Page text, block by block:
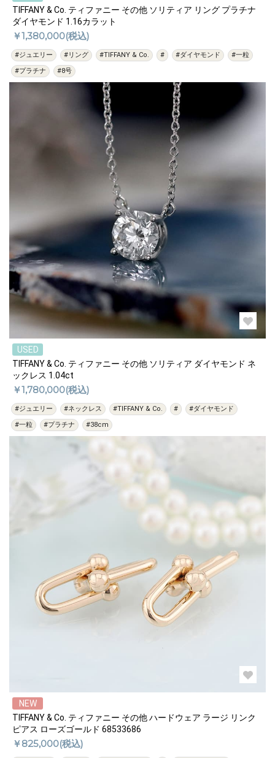
TIFFANY & Co. ティファニー その他 ソリティア リング プラチナ
ダイヤモンド 1.16カラット
￥1,380,000(税込)
#ジュエリー #リング #TIFFANY & Co. # #ダイヤモンド
#一粒
#プラチナ
#8号
USED
TIFFANY & Co. ティファニー その他 ソリティア ダイヤモンド ネ
ックレス 1.04ct
￥1,780,000(税込)
#ジュエリー #ネックレス #TIFFANY & Co. #
#ダイヤモンド
#一粒
#プラチナ #38cm
NEW
TIFFANY & Co. ティファニー その他 ハードウェア ラージ リンク
ピアス ローズゴールド 68533686
￥825,000(税込)